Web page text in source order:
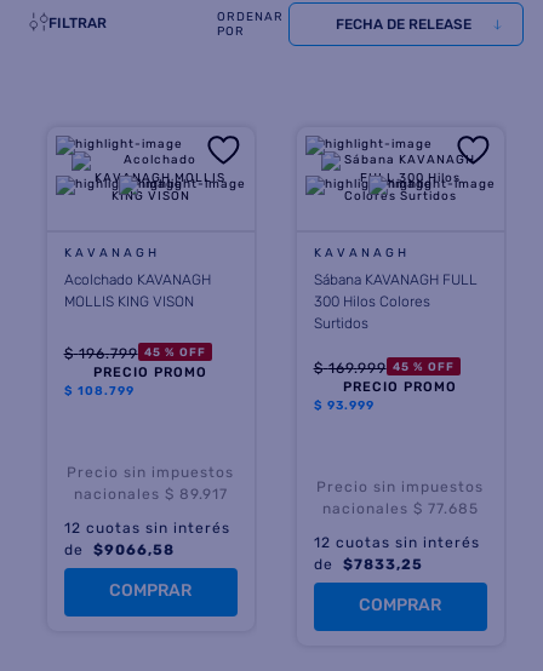
FILTRAR FECHA DE RELEASE
KAVANAGH
Acolchado KAVANAGH
MOLLIS KING VISON
$ 196.799 45 % OFF
PRECIO PROMO
$ 108.799
Precio sin impuestos
nacionales $ 89.917
12 cuotas sin interés
de $9066,58
COMPRAR
KAVANAGH
Sábana KAVANAGH FULL
300 Hilos Colores
Surtidos
$ 169.999 45 % OFF
PRECIO PROMO
$ 93.999
Precio sin impuestos
nacionales $ 77.685
12 cuotas sin interés
de $7833,25
COMPRAR
8. termotanque